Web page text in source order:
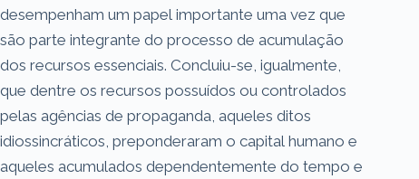
desempenham um papel importante uma vez que
são parte integrante do processo de acumulação
dos recursos essenciais. Concluiu-se, igualmente,
que dentre os recursos possuídos ou controlados
pelas agências de propaganda, aqueles ditos
idiossincráticos, preponderaram o capital humano e
aqueles acumulados dependentemente do tempo e